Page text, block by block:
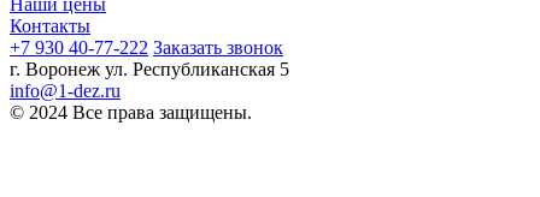
Наши цены
Контакты
+7 930 40-77-222 Заказать звонок
г. Воронеж ул. Республиканская 5
info@1-dez.ru
© 2024 Все права защищены.